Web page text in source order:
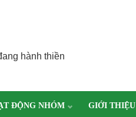
hành thiền
ĐỘNG NHÓM GIỚI THIỆU